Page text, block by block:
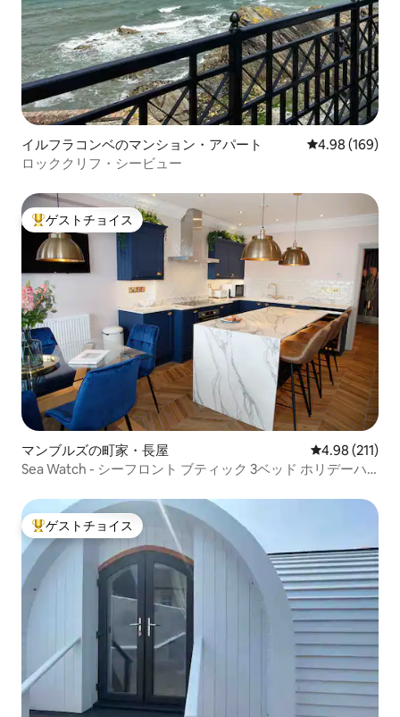
イルフラコンベのマンション・アパート レビュー169
4.98 (169)
ロッククリフ・シービュー
大好評のゲストチョイスです。
ゲストチョイス
マンブルズの町家・長屋 レビュー211
4.98 (211)
Sea Watch - シーフロント ブティック 3ベッド ホリデーハ
大好評のゲストチョイスです。
ゲストチョイス